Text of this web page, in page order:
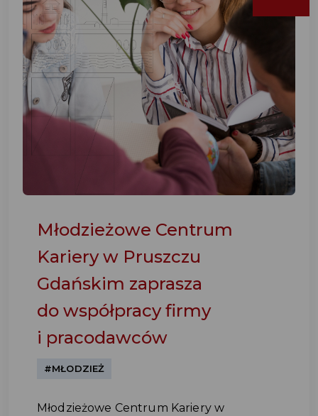
Młodzieżowe Centrum
Kariery w Pruszczu
Gdańskim zaprasza
do współpracy firmy
i pracodawców
#MŁODZIEŻ
Młodzieżowe Centrum Kariery w